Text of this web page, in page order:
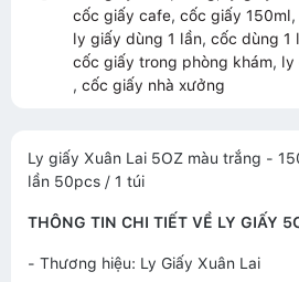
cốc giấy cafe, cốc giấy 150ml,
ly giấy dùng 1 lần, cốc dùng 1
cốc giấy trong phòng khám, ly
, cốc giấy nhà xưởng
Ly giấy Xuân Lai 5OZ màu trắng -
lần 50pcs / 1 túi
THÔNG TIN CHI TIẾT VỀ LY GIẤY
- Thương hiệu: Ly Giấy Xuân Lai